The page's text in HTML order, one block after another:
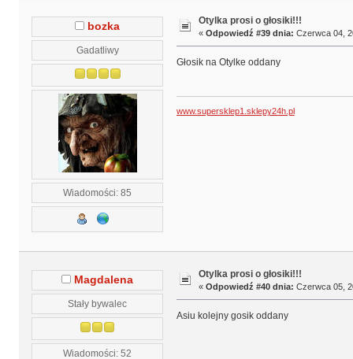
bozka
Gadatliwy
Wiadomości: 85
Otylka prosi o głosiki!!!
« Odpowiedź #39 dnia: Czerwca 04,
Głosik na Otylke oddany
www.supersklep1.sklepy24h.pl
Magdalena
Stały bywalec
Wiadomości: 52
Otylka prosi o głosiki!!!
« Odpowiedź #40 dnia: Czerwca 05,
Asiu kolejny gosik oddany